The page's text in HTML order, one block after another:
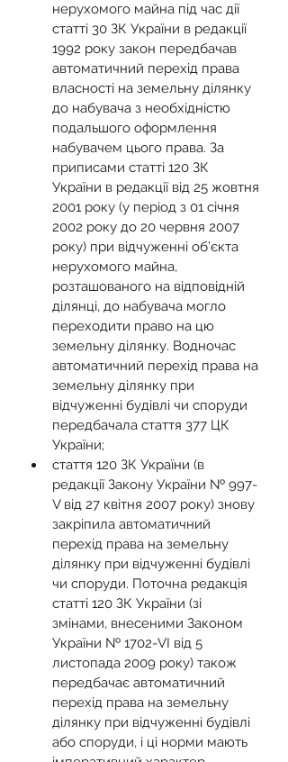
нерухомого майна під час дії
статті 30 ЗК України в редакції
1992 року закон передбачав
автоматичний перехід права
власності на земельну ділянку
до набувача з необхідністю
подальшого оформлення
набувачем цього права. За
приписами статті 120 ЗК
України в редакції від 25 жовтня
2001 року (у період з 01 січня
2002 року до 20 червня 2007
року) при відчуженні об’єкта
нерухомого майна,
розташованого на відповідній
ділянці, до набувача могло
переходити право на цю
земельну ділянку. Водночас
автоматичний перехід права на
земельну ділянку при
відчуженні будівлі чи споруди
передбачала стаття 377 ЦК
України;
стаття 120 ЗК України (в
редакції Закону України № 997-
V від 27 квітня 2007 року) знову
закріпила автоматичний
перехід права на земельну
ділянку при відчуженні будівлі
чи споруди. Поточна редакція
статті 120 ЗК України (зі
змінами, внесеними Законом
України № 1702-VI від 5
листопада 2009 року) також
передбачає автоматичний
перехід права на земельну
ділянку при відчуженні будівлі
або споруди, і ці норми мають